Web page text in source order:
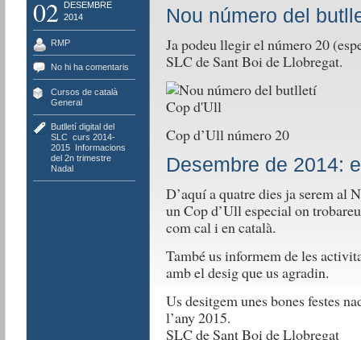
02
DESEMBRE
2014
RMP
No hi ha comentaris
Cursos de català,
General
Butlletí digital del
SLC, curs 2014-
2015, Informacions
del 2n trimestre,
Nadal
Nou número del
Ja podeu llegir el número 20
SLC de Sant Boi de Llobregat.
Cop d’Ull número 20
Desembre de 2014:
D’aquí a quatre dies ja serem al
un Cop d’Ull especial on
com cal i en català.
També us informem de les
amb el desig que us agradin.
Us desitgem unes bones festes
l’any 2015.
SLC de Sant Boi de Llobregat